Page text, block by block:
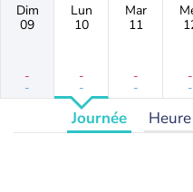
Dim
09
-
-
Lun
10
-
-
Mar
11
-
-
-
-
Journée